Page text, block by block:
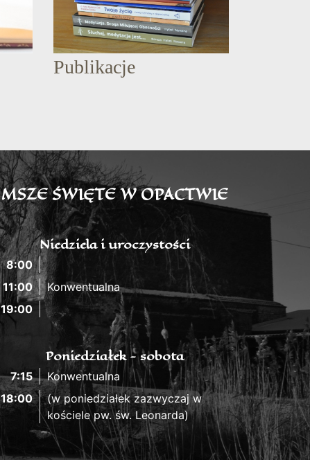
Publikacje
MSZE ŚWIĘTE W OPACTWIE
Niedziela i uroczystości
8:00
11:00
Konwentualna
19:00
Poniedziałek - sobota
7:15
Konwentualna
18:00
(w poniedziałek zazwyczaj w
kościele pw. św. Leonarda)